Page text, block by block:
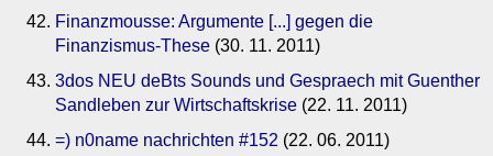
Finanzmousse: Argumente [...] gegen die
Finanzismus-These (30. 11. 2011)
3dos NEU deBts Sounds und Gespraech mit Guenther
Sandleben zur Wirtschaftskrise (22. 11. 2011)
=) n0name nachrichten #152 (22. 06. 2011)